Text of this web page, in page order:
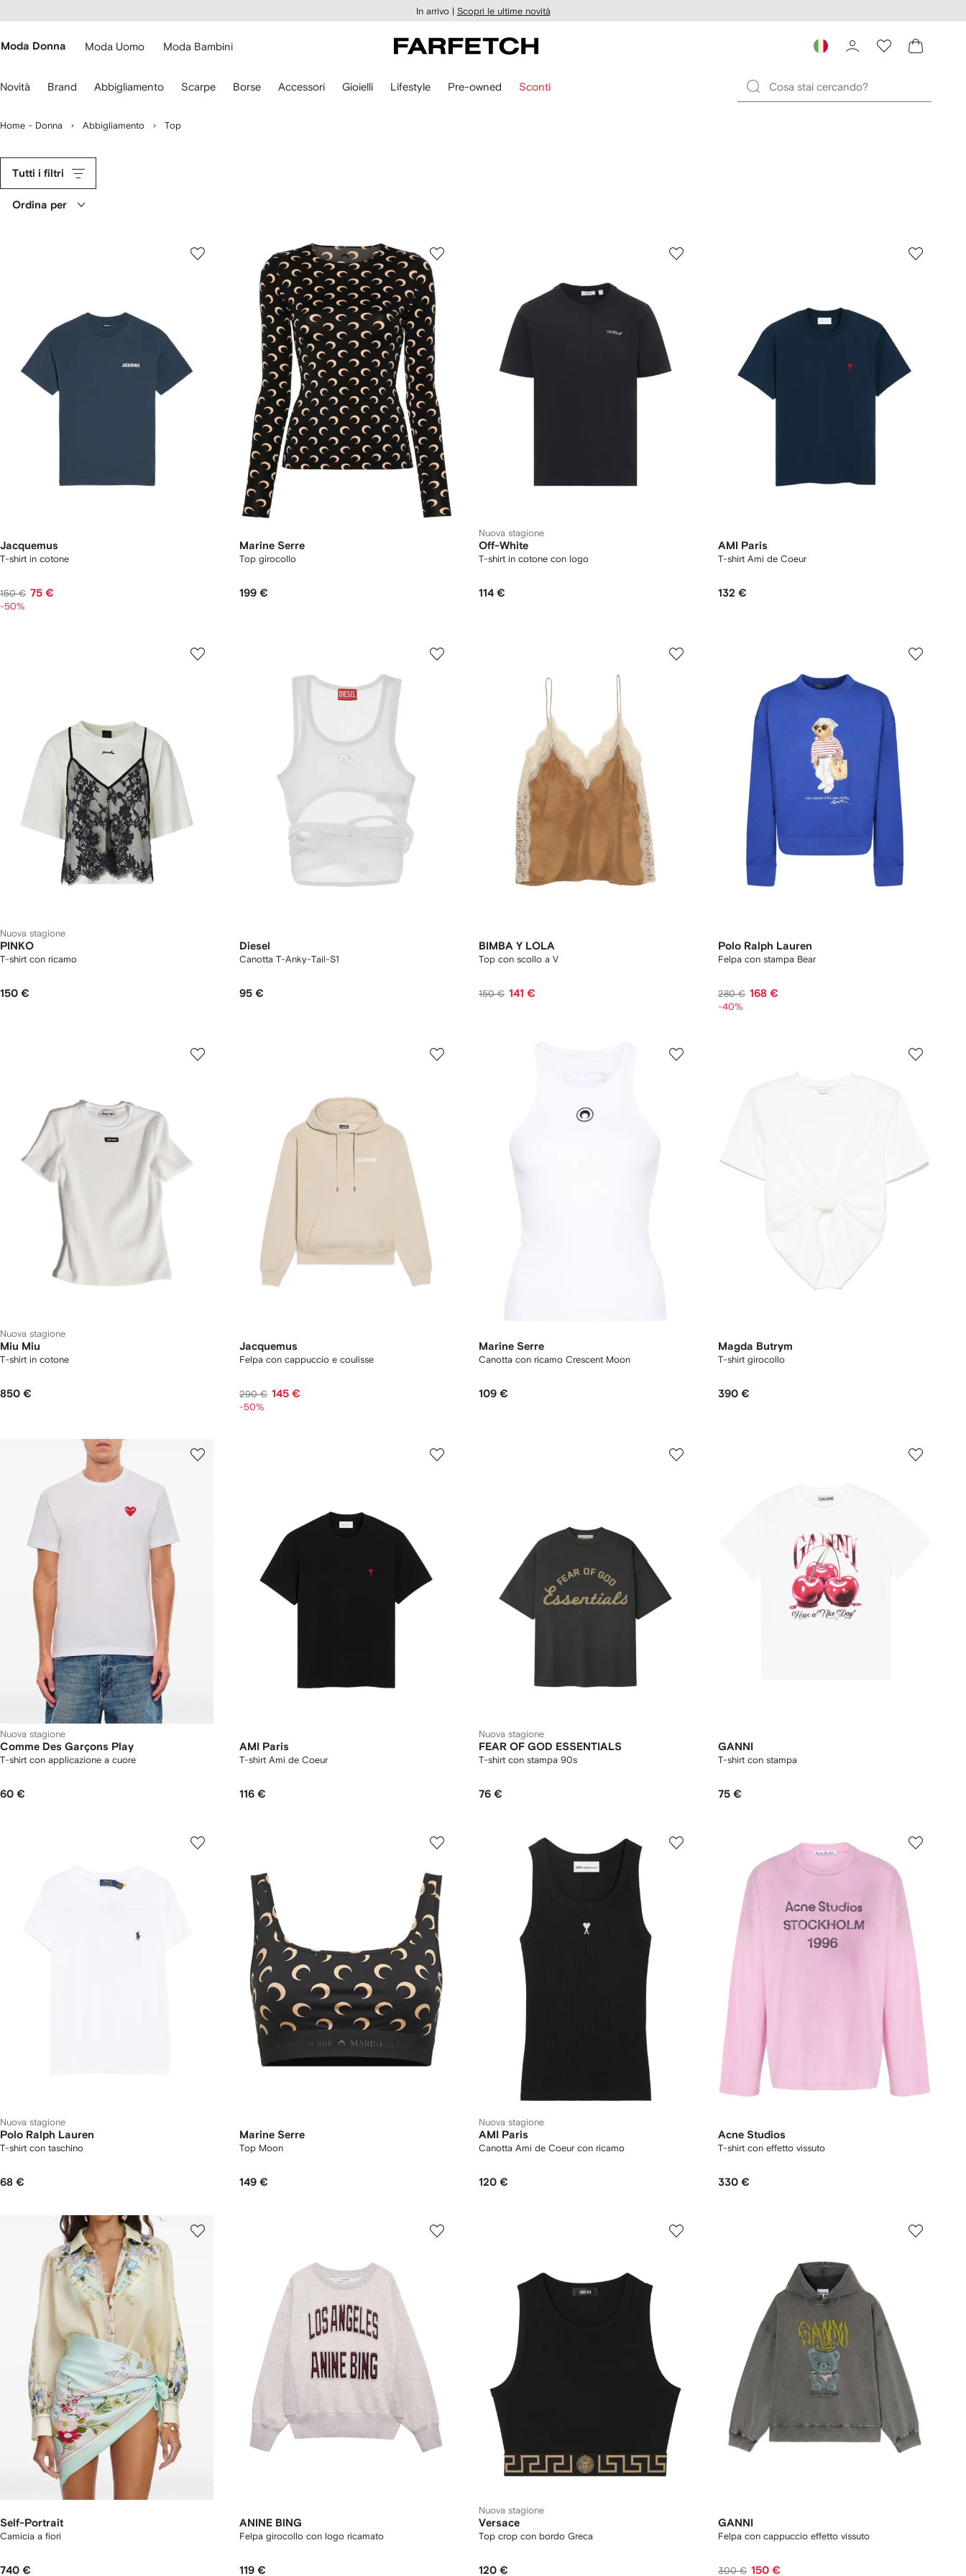
In arrivo | Scopri le ultime novità
Moda Donna Moda Uomo Moda Bambini
Novità Brand Abbigliamento Scarpe Borse Accessori Gioielli Lifestyle Pre-owned Sconti
Home - Donna Abbigliamento Top
Tutti i filtri
Ordina per
Jacquemus
T-shirt in cotone
150 € 75 €
-50%
Marine Serre
Top girocollo
199 €
Nuova stagione
Off-White
T-shirt in cotone con logo
114 €
AMI Paris
T-shirt Ami de Coeur
132 €
Nuova stagione
PINKO
T-shirt con ricamo
150 €
Diesel
Canotta T-Anky-Tail-S1
95 €
BIMBA Y LOLA
Top con scollo a V
150 € 141 €
Polo Ralph Lauren
Felpa con stampa Bear
280 € 168 €
-40%
Nuova stagione
Miu Miu
T-shirt in cotone
850 €
Jacquemus
Felpa con cappuccio e coulisse
290 € 145 €
-50%
Marine Serre
Canotta con ricamo Crescent Moon
109 €
Magda Butrym
T-shirt girocollo
390 €
Nuova stagione
Comme Des Garçons Play
T-shirt con applicazione a cuore
60 €
AMI Paris
T-shirt Ami de Coeur
116 €
Nuova stagione
FEAR OF GOD ESSENTIALS
T-shirt con stampa 90s
76 €
GANNI
T-shirt con stampa
75 €
Nuova stagione
Polo Ralph Lauren
T-shirt con taschino
68 €
Marine Serre
Top Moon
149 €
Nuova stagione
AMI Paris
Canotta Ami de Coeur con ricamo
120 €
Acne Studios
T-shirt con effetto vissuto
330 €
Self-Portrait
Camicia a fiori
740 €
ANINE BING
Felpa girocollo con logo ricamato
119 €
Nuova stagione
Versace
Top crop con bordo Greca
120 €
GANNI
Felpa con cappuccio effetto vissuto
300 € 150 €